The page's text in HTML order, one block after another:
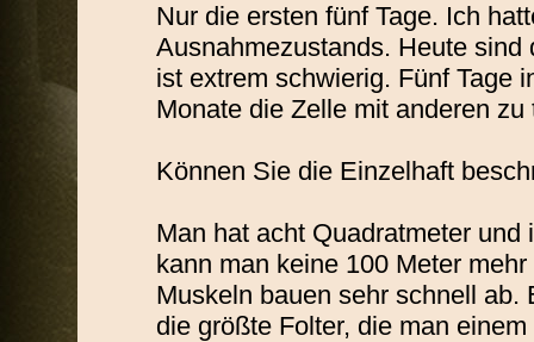
Nur die ersten fünf Tage. Ich
Ausnahmezustands. Heute
ist extrem schwierig. Fünf Tage
Monate die Zelle mit anderen zu
Können Sie die Einzelhaft
Man hat acht Quadratmeter
kann man keine 100 Meter
Muskeln bauen sehr schnell
die größte Folter, die man